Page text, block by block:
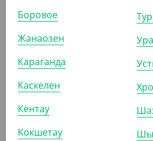
5 047.50
(67.30₸/ШТ)
Контейнер СпК-1616, 750 мл,
УП (75) КОР (450)
АРТ. 2105006
Боровое
Жанаозен
Караганда
Каскелен
Кентау
Кокшетау